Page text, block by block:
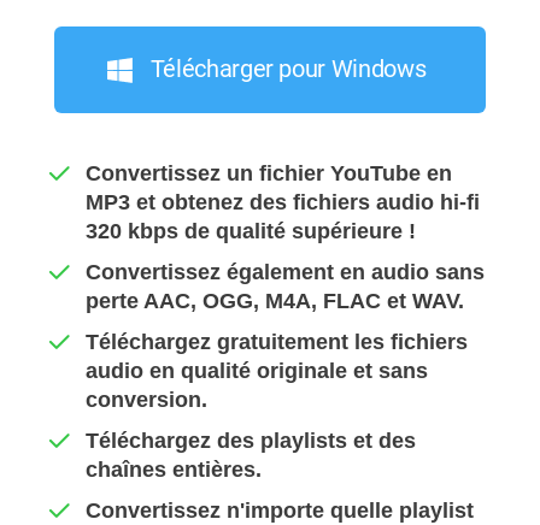
Télécharger pour Windows
Convertissez un fichier YouTube en
MP3 et obtenez des fichiers audio hi-fi
320 kbps de qualité supérieure !
Convertissez également en audio sans
perte AAC, OGG, M4A, FLAC et WAV.
Téléchargez gratuitement les fichiers
audio en qualité originale et sans
conversion.
Téléchargez des playlists et des
chaînes entières.
Convertissez n'importe quelle playlist